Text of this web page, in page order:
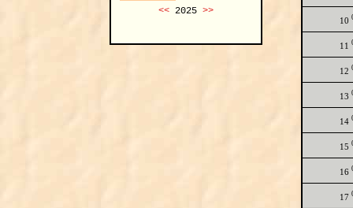
<<2025 >>
10
11
12
13
14
15
16
17